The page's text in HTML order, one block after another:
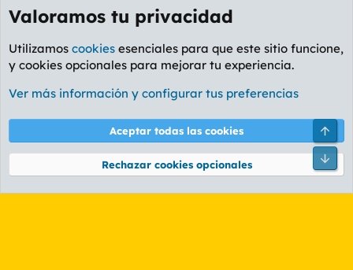
Foro General
Cookies
PL OLDSTYLE AMARILLO
Términos y reglas Política de privacidad Ayuda
Community platform by XenForo® © 2010-2026 XenForo Ltd.
Valoramos tu privacidad
Utilizamos cookies esenciales para que este sitio funcione,
y cookies opcionales para mejorar tu experiencia.
Ver más información y configurar tus preferencias
Aceptar todas las cookies
Rechazar cookies opcionales
Pie